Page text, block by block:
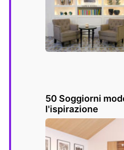
50 Soggiorni
l'ispirazione